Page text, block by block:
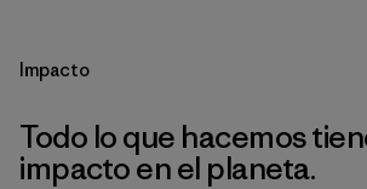
Impacto
Todo lo que hacemos
impacto en el planeta.